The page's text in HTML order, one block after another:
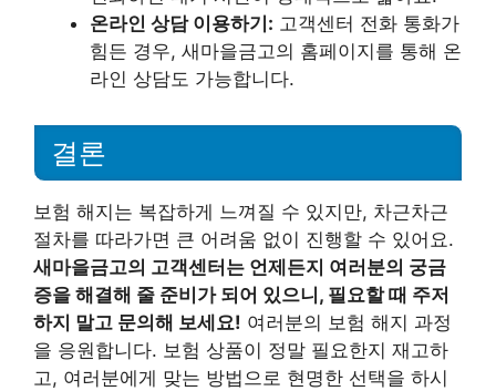
온라인 상담 이용하기: 고객센터 전화 통화가
힘든 경우, 새마을금고의 홈페이지를 통해 온
라인 상담도 가능합니다.
결론
보험 해지는 복잡하게 느껴질 수 있지만, 차근차근
절차를 따라가면 큰 어려움 없이 진행할 수 있어요.
새마을금고의 고객센터는 언제든지 여러분의 궁금
증을 해결해 줄 준비가 되어 있으니, 필요할 때 주저
하지 말고 문의해 보세요! 여러분의 보험 해지 과정
을 응원합니다. 보험 상품이 정말 필요한지 재고하
고, 여러분에게 맞는 방법으로 현명한 선택을 하시